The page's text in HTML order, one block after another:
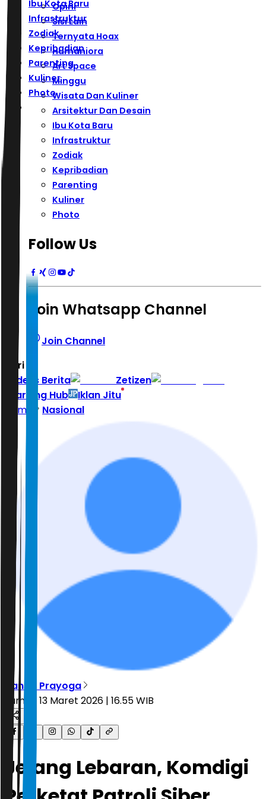
Ibu Kota Baru
Infrastruktur
Zodiak
Kepribadian
Parenting
Kuliner
Photo
Opini
Sisi Lain
Ternyata Hoax
Humaniora
Art Space
Minggu
Wisata Dan Kuliner
Arsitektur Dan Desain
Ibu Kota Baru
Infrastruktur
Zodiak
Kepribadian
Parenting
Kuliner
Photo
Follow Us
Join Whatsapp Channel
Join Channel
Hari ini
Indeks Berita
Zetizen
Learning Hub
Iklan Jitu
Home
Nasional
Nanda Prayoga
Jumat, 13 Maret 2026 | 16.55 WIB
Jelang Lebaran, Komdigi